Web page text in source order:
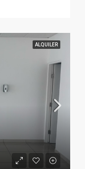
ALQUILER